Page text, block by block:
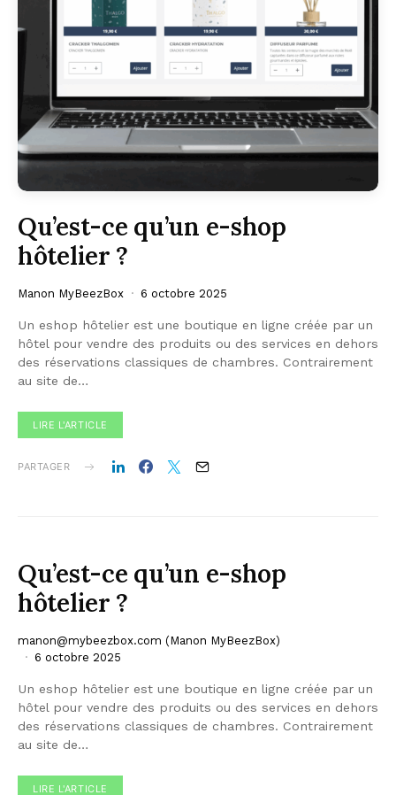
Qu’est-ce qu’un e-shop
hôtelier ?
Manon MyBeezBox 6 octobre 2025
Un eshop hôtelier est une boutique en ligne créée par un
hôtel pour vendre des produits ou des services en dehors
des réservations classiques de chambres. Contrairement
au site de…
LIRE L'ARTICLE
PARTAGER
Qu’est-ce qu’un e-shop
hôtelier ?
manon@mybeezbox.com (Manon MyBeezBox)
6 octobre 2025
Un eshop hôtelier est une boutique en ligne créée par un
hôtel pour vendre des produits ou des services en dehors
des réservations classiques de chambres. Contrairement
au site de…
LIRE L'ARTICLE